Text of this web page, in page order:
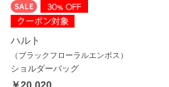
ハルト
（ブラックフローラルエンボス）
ショルダーバッグ